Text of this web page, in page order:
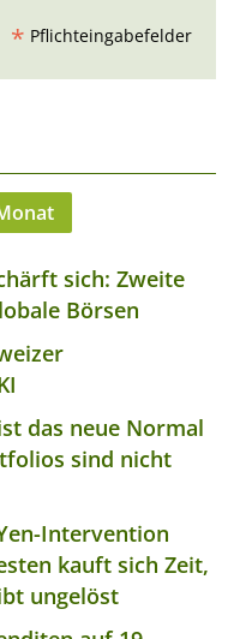
* Pflichteingabefelder
sich: Zweite
Börsen
das neue Normal
sind nicht
Intervention
kauft sich Zeit,
ungelöst